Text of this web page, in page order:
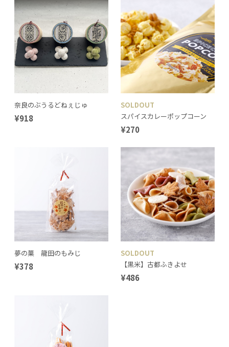
奈良のぶうるどねぇじゅ
¥918
SOLDOUT
スパイスカレーポップコーン
¥270
夢の菓 龍田のもみじ
¥378
SOLDOUT
【黒米】古都ふきよせ
¥486